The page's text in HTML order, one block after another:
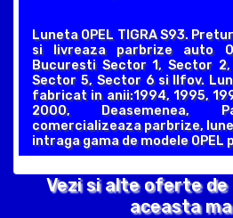
Luneta OPEL TIGRA S93.
si livreaza parbrize auto
Bucuresti Sector 1, Sector
Sector 5, Sector 6 si Ilfov.
fabricat in anii:1994, 1995,
2000, Deasemenea,
comercializeaza parbrize,
intraga gama de modele OPEL
Vezi si alte oferte
aceasta